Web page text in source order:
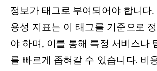
정보가 태그로 부여되어야 합니다
용성 지표는 이 태그를 기준으로
야 하며, 이를 통해 특정 서비스나
를 빠르게 좁혀갈 수 있습니다. 비